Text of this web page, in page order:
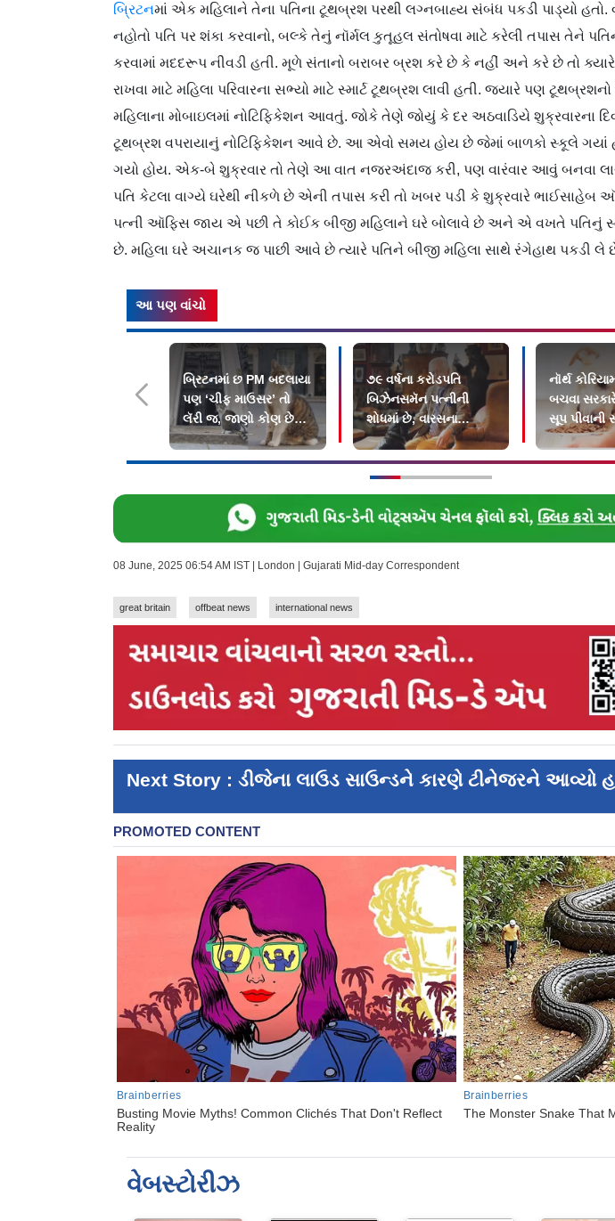
બ્રિટનમાં એક મહિલાને તેના પતિના ટૂથબ્રશ પરથી લગ્નબાહ્ય સંબંધ પકડી પાડ્યો
નહોતો પતિ પર શંકા કરવાનો, બલ્કે તેનું નૉર્મલ કુતૂહલ સંતોષવા માટે કરેલી તપાસ તેને
કરવામાં મદદરૂપ નીવડી હતી. મૂળે સંતાનો બરાબર બ્રશ કરે છે કે નહીં અને કરે છે તો ક્યારે
રાખવા માટે મહિલા પરિવારના સભ્યો માટે સ્માર્ટ ટૂથબ્રશ લાવી હતી. જ્યારે પણ
મહિલાના મોબાઇલમાં નોટિફિકેશન આવતું. જોકે તેણે જોયું કે દર અઠવાડિયે શુક્રવારના
ટૂથબ્રશ વપરાયાનું નોટિફિકેશન આવે છે. આ એવો સમય હોય છે જેમાં બાળકો સ્કૂલે
ગયો હોય. એક-બે શુક્રવાર તો તેણે આ વાત નજરઅંદાજ કરી, પણ વારંવાર આવું બનવા
પતિ કેટલા વાગ્યે ઘરેથી નીકળે છે એની તપાસ કરી તો ખબર પડી કે શુક્રવારે ભાઈસાહેબ
પત્ની ઑફિસ જાય એ પછી તે કોઈક બીજી મહિલાને ઘરે બોલાવે છે અને એ વખતે પતિનું
છે. મહિલા ઘરે અચાનક જ પાછી આવે છે ત્યારે પતિને બીજી મહિલા સાથે રંગેહાથ પકડી લે
આ પણ વાંચો
બ્રિટનમાં છ PM બદલાયા
પણ ‘ચીફ માઉસર’ તો
લૅરી જ, જાણો કોણ છે
આ બિલાડો જેણે...
૭૯ વર્ષના કરોડપતિ
બિઝેનસમૅન પત્નીની
શોધમાં છે, વારસના
બદલામાં જીવનસાથીને
મળશે...
નૉર્થ
બચવા
સૂપ
08 June, 2025 06:54 AM IST | London | Gujarati Mid-day Correspondent
great britain offbeat news international news
Next Story : ડીજેના લાઉડ સાઉન્ડને કારણે ટીનેજરને આવ્યો
વેબસ્ટોરીઝ